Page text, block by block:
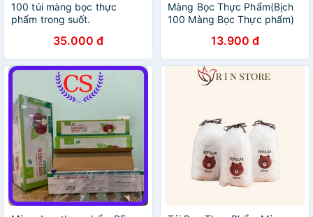
100 túi màng bọc thực
phẩm trong suốt.
35.000 đ
Màng Bọc Thực Phẩm(Bịch
100 Màng Bọc Thực phẩm)
13.900 đ